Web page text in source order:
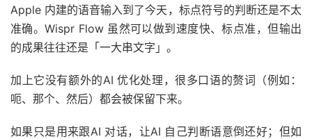
Apple 内建的语音输入到了今天，标点符号的判断还是不太
准确。Wispr Flow 虽然可以做到速度快、标点准，但输出
的成果往往还是「一大串文字」。
加上它没有额外的AI 优化处理，很多口语的赘词（例如：
呃、那个、然后）都会被保留下来。
如果只是用来跟AI 对话，让AI 自己判断语意倒还好；但如